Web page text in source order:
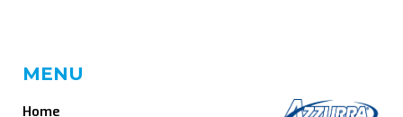
MENU
Home